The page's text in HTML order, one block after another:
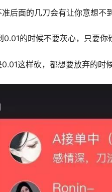
后面的几刀会有让你意想不
0.01的时候不要灰心，只要你
这样砍，都想要放弃的时